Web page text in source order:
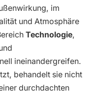
im
und Atmosphäre
Technologie,
ineinandergreifen.
behandelt sie nicht
durchdachten